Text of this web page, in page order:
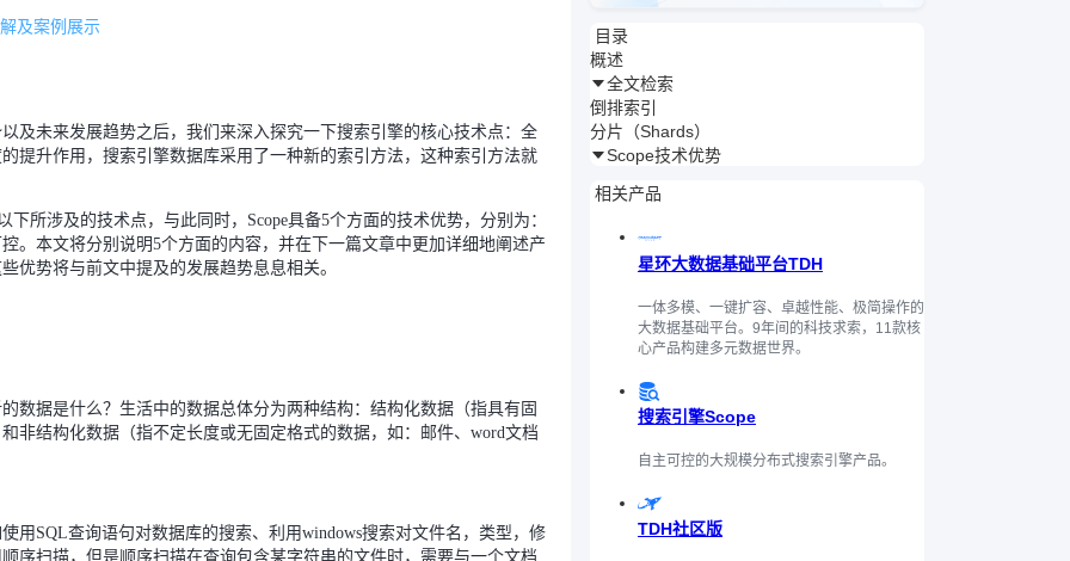
及案例展示
及未来发展趋势之后，我们来深入探究一下搜索引擎的核心技术点：全
提升作用，搜索引擎数据库采用了一种新的索引方法，这种索引方法就
所涉及的技术点，与此同时，Scope具备5个方面的技术优势，分别为：
。本文将分别说明5个方面的内容，并在下一篇文章中更加详细地阐述产
优势将与前文中提及的发展趋势息息相关。
数据是什么？生活中的数据总体分为两种结构：结构化数据（指具有固
非结构化数据（指不定长度或无固定格式的数据，如：邮件、word文档
用SQL查询语句对数据库的搜索、利用windows搜索对文件名，类型，修
序扫描，但是顺序扫描在查询包含某字符串的文件时，需要与一个文档
目录
概述
全文检索
倒排索引
分片（Shards）
Scope技术优势
相关产品
星环大数据基础平台TDH
一体多模、一键扩容、卓越性能、极简操作的
大数据基础平台。9年间的科技求索，11款核
心产品构建多元数据世界。
搜索引擎Scope
自主可控的大规模分布式搜索引擎产品。
TDH社区版